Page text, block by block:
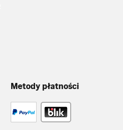
Metody płatności